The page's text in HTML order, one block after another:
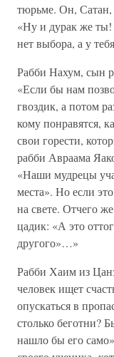
тюрьме. Он, Сатан,
«Ну и дурак же ты!
нет выбора, а у
Рабби Нахум, сын
«Если бы нам
гвоздик, а потом
кому понравятся,
свои горести,
рабби Авраама
«Наши мудрецы
места». Но если
на свете. Отчего
цадик: «А это
другого»…»
Рабби Хаим из
человек ищет
опускаться в
столько беготни?
нашло бы его